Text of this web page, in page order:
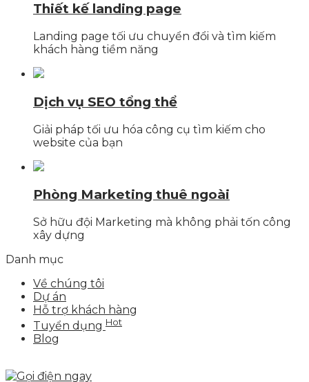
Thiết kế landing page
Landing page tối ưu chuyển đổi và tìm kiếm
khách hàng tiềm năng
Dịch vụ SEO tổng thể
Giải pháp tối ưu hóa công cụ tìm kiếm cho
website của bạn
Phòng Marketing thuê ngoài
Sở hữu đội Marketing mà không phải tốn công
xây dựng
Danh mục
Về chúng tôi
Dự án
Hỗ trợ khách hàng
Tuyển dụng Hot
Blog